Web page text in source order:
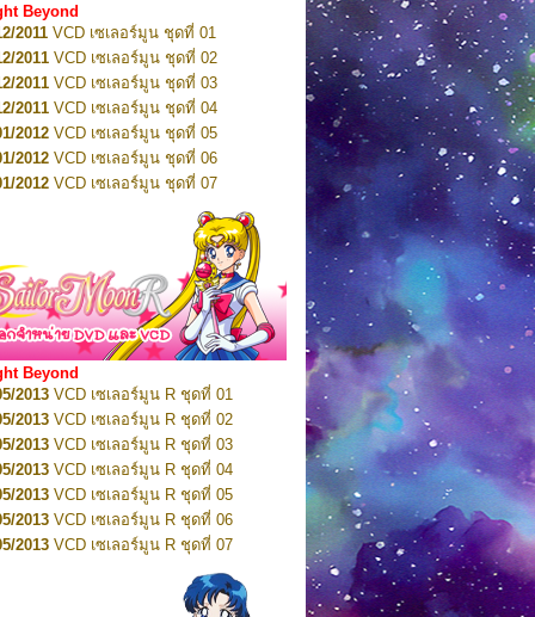
2016DVD เซเลอร์มูน คริสตัล VOL.2
2016 DVD เซเลอร์มูน คริสตัล VOL.3
2016 DVD เซเลอร์มูน คริสตัล VOL.4
2016 DVD เซเลอร์มูน คริสตัล VOL.5
2016 DVD เซเลอร์มูน คริสตัล VOL.6
2016DVD เซเลอร์มูน คริสตัล VOL.7
2016DVD เซเลอร์มูน คริสตัล VOL.8
2017 DVD เซเลอร์มูน คริสตัล Box-Set
Beyond
2011 VCD เซเลอร์มูน ชุดที่ 01
2011 VCD เซเลอร์มูน ชุดที่ 02
2011 VCD เซเลอร์มูน ชุดที่ 03
2011 VCD เซเลอร์มูน ชุดที่ 04
2012 VCD เซเลอร์มูน ชุดที่ 05
2012 VCD เซเลอร์มูน ชุดที่ 06
2012 VCD เซเลอร์มูน ชุดที่ 07
VCD เซเลอร์มูน ชุดที่ 08
VCD เซเลอร์มูน ชุดที่ 09
VCD เซเลอร์มูน ชุดที่ 10
2012VCD เซเลอร์มูน ชุดที่ 11
2012VCD เซเลอร์มูน ชุดที่ 12
2012VCD เซเลอร์มูน ชุดที่ 13
2012VCD เซเลอร์มูน ชุดที่ 14
2012 VCD เซเลอร์มูน ชุดที่ 15
VCD เซเลอร์มูน ชุดที่ 16
VCD เซเลอร์มูน ชุดที่ 17
VCD เซเลอร์มูน ชุดที่ 18
VCD เซเลอร์มูน ชุดที่ 19
VCD เซเลอร์มูน ชุดที่ 20
VCD เซเลอร์มูน ชุดที่ 21
VCD เซเลอร์มูน ชุดที่ 22
VCD เซเลอร์มูน ชุดที่ 23
DVD เซเลอร์มูน ชุดที่ 01
Beyond
2013 VCD เซเลอร์มูน R ชุดที่ 01
2013 VCD เซเลอร์มูน R ชุดที่ 02
2013 VCD เซเลอร์มูน R ชุดที่ 03
2013 VCD เซเลอร์มูน R ชุดที่ 04
2013 VCD เซเลอร์มูน R ชุดที่ 05
2013 VCD เซเลอร์มูน R ชุดที่ 06
2013 VCD เซเลอร์มูน R ชุดที่ 07
VCD เซเลอร์มูน R ชุดที่ 08
VCD เซเลอร์มูน R ชุดที่ 09